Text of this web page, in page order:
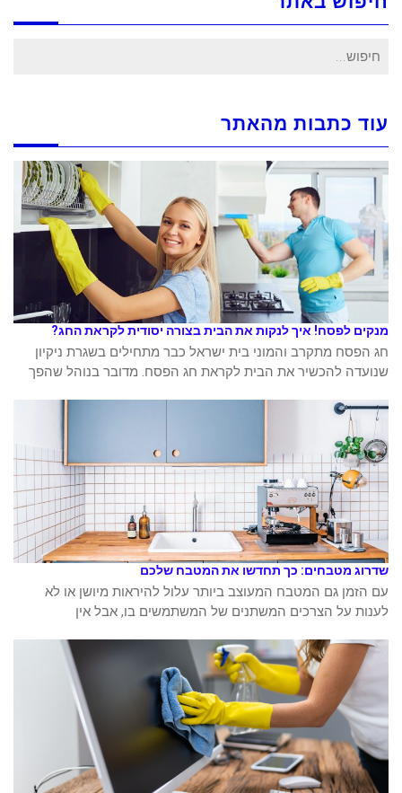
חיפוש
עוד כתבות מהאתר
מנקים לפסח! איך לנקות את הבית בצורה יסודית לקראת החג?
חג הפסח מתקרב והמוני בית ישראל כבר מתחילים בשגרת ניקיון
שנועדה להכשיר את הבית לקראת חג הפסח. מדובר בנוהל שהפך
שדרוג מטבחים: כך תחדשו את המטבח שלכם
עם הזמן גם המטבח המעוצב ביותר עלול להיראות מיושן או לא
לענות על הצרכים המשתנים של המשתמשים בו, אבל אין